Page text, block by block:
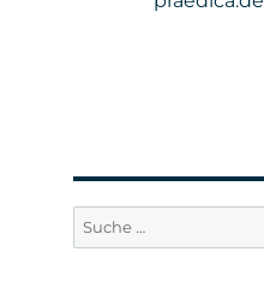
Suche
nach: